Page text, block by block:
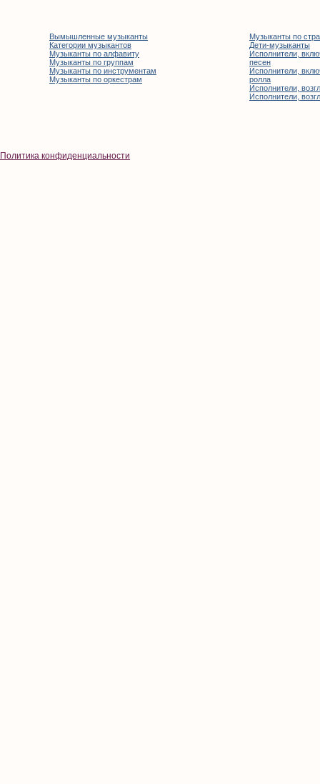
Вымышленные музыканты
Категории музыкантов
Музыканты по алфавиту
Музыканты по группам
Музыканты по инструментам
Музыканты по оркестрам
Музыканты по
Дети-музыканты
Исполнители,
песен
Исполнители,
ролла
Исполнители,
Исполнители,
Политика конфиденциальности